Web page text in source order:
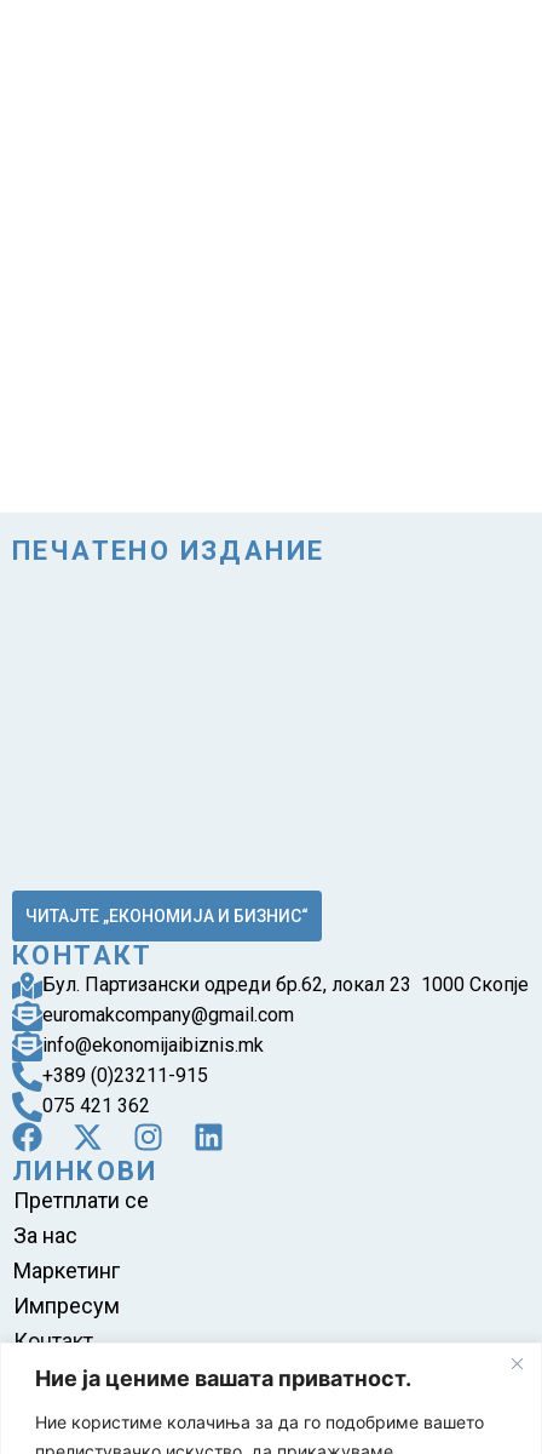
Ние ја цениме вашата приватност.
Ние користиме колачиња за да го подобриме вашето
ПЕЧАТЕНО ИЗДАНИЕ
ЧИТАЈТЕ „ЕКОНОМИЈА И БИЗНИС“
КОНТАКТ
Бул. Партизански одреди бр.62, локал 23 1000 Скопје
euromakcompany@gmail.com
info@ekonomijaibiznis.mk
+389 (0)23211-915
075 421 362
ЛИНКОВИ
Претплати се
За нас
Маркетинг
Импресум
Контакт
Правила на користење